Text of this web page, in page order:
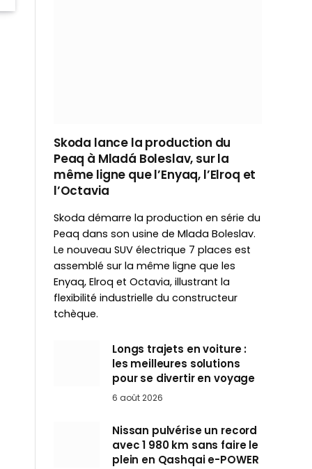
Skoda lance la production du
Peaq à Mladá Boleslav, sur la
même ligne que l’Enyaq, l’Elroq et
l’Octavia
Skoda démarre la production en série du
Peaq dans son usine de Mlada Boleslav.
Le nouveau SUV électrique 7 places est
assemblé sur la même ligne que les
Enyaq, Elroq et Octavia, illustrant la
flexibilité industrielle du constructeur
tchèque.
Longs trajets en voiture :
les meilleures solutions
pour se divertir en voyage
6 août 2026
Nissan pulvérise un record
avec 1 980 km sans faire le
plein en Qashqai e-POWER